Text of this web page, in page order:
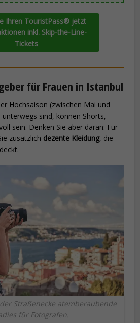
Ihren TouristPass® jetzt
inkl. Skip-the-Line-
Tickets
für Frauen in Istanbul
Hochsaison (zwischen Mai und
sind, können Shorts,
sein. Denken Sie aber daran: Für
zusätzlich dezente Kleidung, die
Straßenecke atemberaubende
für Fotografen.